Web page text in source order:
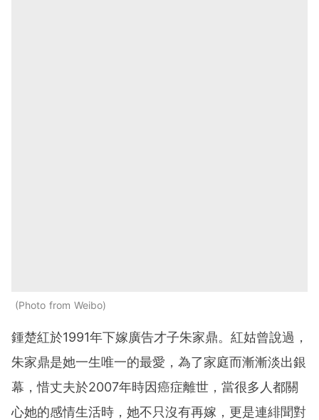
Photo from Weibo
鍾楚紅於1991年下嫁廣告才子朱家鼎。紅姑曾說過，
朱家鼎是她一生唯一的最愛，為了家庭而漸漸淡出銀
幕，惜丈夫於2007年時因癌症離世，當很多人都關
心她的感情生活時，她不只沒有再嫁，更是連緋聞對